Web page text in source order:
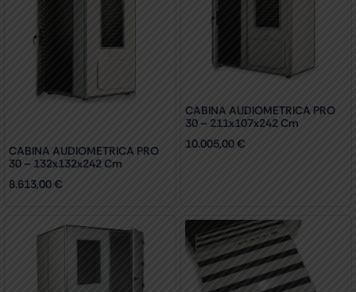
CABINA AUDIOMETRICA PRO
30 – 132x132x242 Cm
8.613,00€
CABINA AUDIOMETRICA PRO
30 – 211x107x242 Cm
10.005,00€